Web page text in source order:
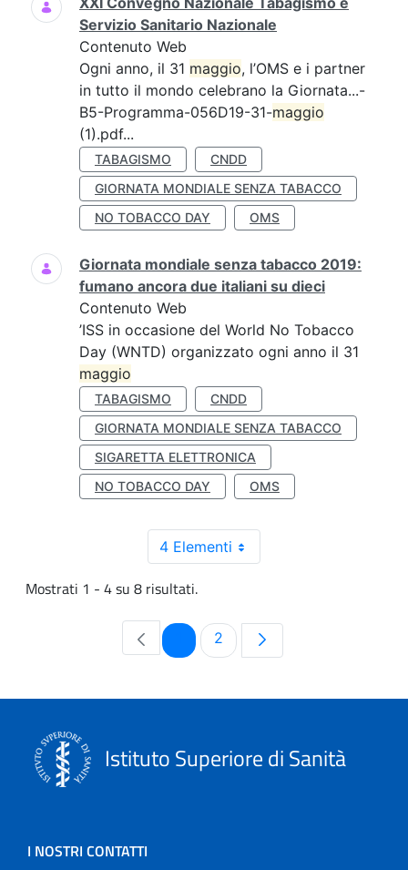
Servizio Sanitario Nazionale
Contenuto Web
Ogni anno, il 31 maggio, l’OMS e i partner
in tutto il mondo celebrano la Giornata...-
B5-Programma-056D19-31-maggio
(1).pdf...
TABAGISMO
CNDD
GIORNATA MONDIALE SENZA TABACCO
NO TOBACCO DAY
OMS
Giornata mondiale senza tabacco 2019:
fumano ancora due italiani su dieci
Contenuto Web
’ISS in occasione del World No Tobacco
Day (WNTD) organizzato ogni anno il 31
maggio
TABAGISMO
CNDD
GIORNATA MONDIALE SENZA TABACCO
SIGARETTA ELETTRONICA
NO TOBACCO DAY
OMS
4 Elementi
Mostrati 1 - 4 su 8 risultati.
PaginaPagina
2
Istituto Superiore di Sanità
I NOSTRI CONTATTI